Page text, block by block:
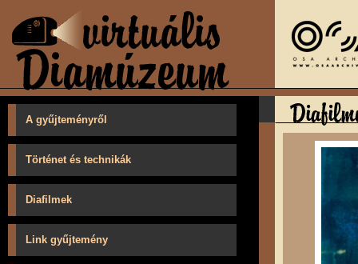
A gyűjteményről
Történet és technikák
Diafilmek
Link gyűjtemény